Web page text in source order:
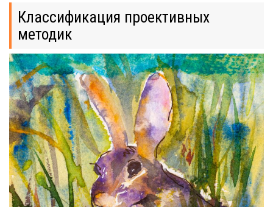
Классификация проективных
методик